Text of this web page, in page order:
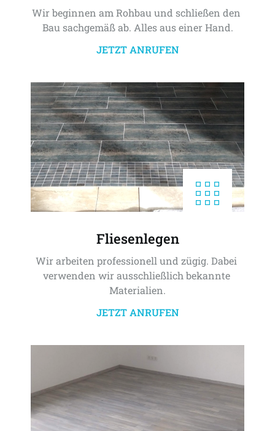
Wir beginnen am Rohbau und schließen den
Bau sachgemäß ab. Alles aus einer Hand.
JETZT ANRUFEN
Fliesenlegen
Wir arbeiten professionell und zügig. Dabei
verwenden wir ausschließlich bekannte
Materialien.
JETZT ANRUFEN